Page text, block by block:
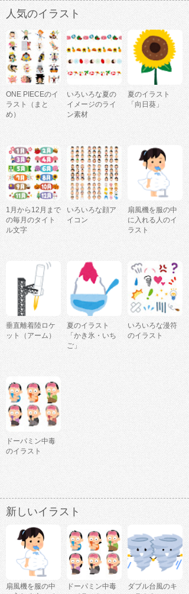
人気のイラスト
ONE PIECEのイ
ラスト（まと
め）
いろいろな夏の
イメージのライ
ン素材
夏のイラスト
「向日葵」
1月から12月まで
の毎月のタイト
ル文字
いろいろな顔ア
イコン
扇風機を服の中
に入れる人のイ
ラスト
垂直離着陸ロケ
ット（アーム）
夏のイラスト
「かき氷・いち
ご」
いろいろな漫符
のイラスト
ドーパミン中毒
のイラスト
新しいイラスト
扇風機を服の中
ドーパミン中毒
ダブル台風のキ